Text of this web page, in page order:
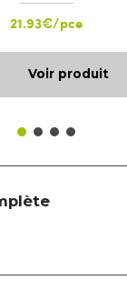
21.93€/pce
Voir produit